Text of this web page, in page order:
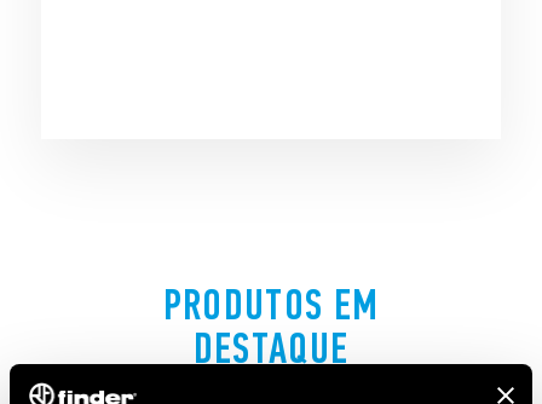
PRODUTOS EM
DESTAQUE